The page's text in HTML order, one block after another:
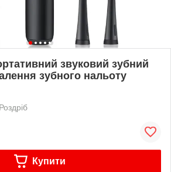
звуковий зубний
зубного нальоту
Роздріб
Купити